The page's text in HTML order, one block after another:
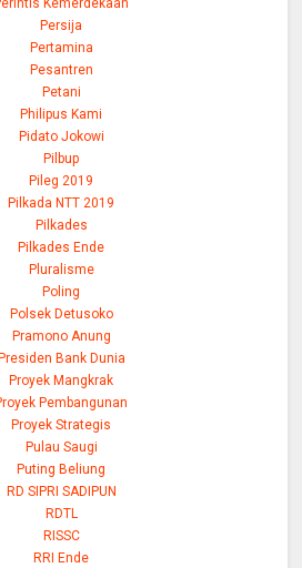
Kemerdekaan
Persija
Pertamina
Pesantren
Petani
Philipus Kami
Pidato Jokowi
Pilbup
Pileg 2019
Pilkada NTT 2019
Pilkades
Pilkades Ende
Pluralisme
Poling
Polsek Detusoko
Pramono Anung
Presiden Bank Dunia
Proyek Mangkrak
Pembangunan
Proyek Strategis
Pulau Saugi
Puting Beliung
RD SIPRI SADIPUN
RDTL
RISSC
RRI Ende